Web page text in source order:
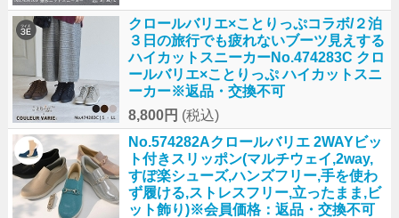
クロールバリエ×ことりっぷコラボ/２泊
３日の旅行でも疲れないブーツ見えする
ハイカットスニーカーNo.474283C クロ
ールバリエ×ことりっぷ ハイカットスニ
ーカー※返品・交換不可
8,800円 (税込)
No.574282Aクロールバリエ 2WAYビッ
ト付きスリッポン(マルチウェイ,2way,
すぽ楽シューズ,ハンズフリー,手を使わ
ず履ける,ストレスフリー,立ったまま,ビ
ット飾り)※会員価格：返品・交換不可